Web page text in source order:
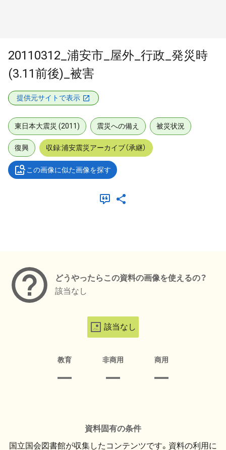
20110312_浦安市_屋外_行政_発災時
(3.11前後)_被害
提供元サイトで表示
東日本大震災 (2011) 震災への備え 被災状況
復興 収録:浦安震災アーカイブ（承継）
この画像に似た画像を探す
どうやったらこの資料の画像を使えるの？
該当なし
該当なし
教育 非商用 商用
資料固有の条件
国立国会図書館が収集したコンテンツです。資料の利用に